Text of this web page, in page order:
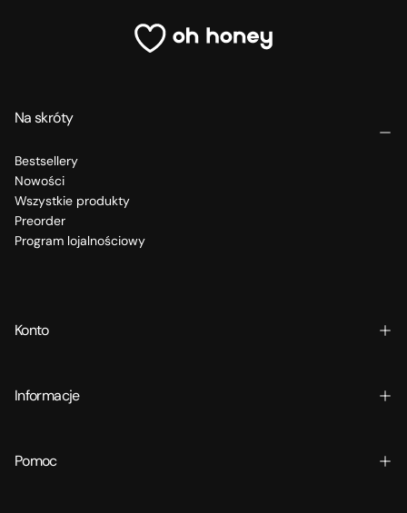
Na skróty
Bestsellery
Nowości
Wszystkie produkty
Preorder
Program lojalnościowy
Konto
Informacje
Pomoc